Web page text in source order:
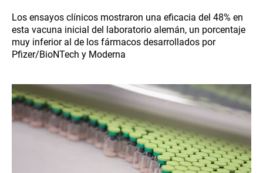
Los ensayos clínicos mostraron una eficacia del 48% en
esta vacuna inicial del laboratorio alemán, un porcentaje
muy inferior al de los fármacos desarrollados por
Pfizer/BioNTech y Moderna